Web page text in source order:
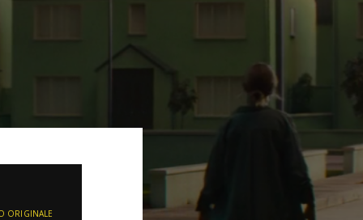
ORIGINALE